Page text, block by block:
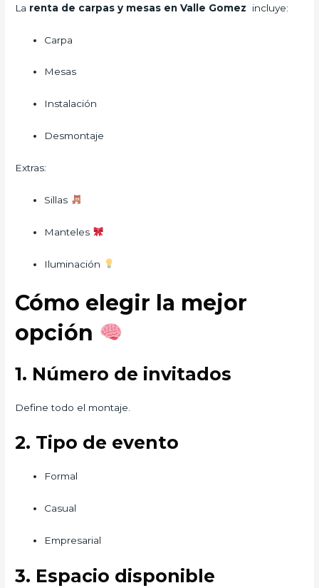
La renta de carpas y mesas en Valle Gomez incluye:
Carpa
Mesas
Instalación
Desmontaje
Extras:
Sillas
Manteles
Iluminación
Cómo elegir la mejor
opción
1. Número de invitados
Define todo el montaje.
2. Tipo de evento
Formal
Casual
Empresarial
3. Espacio disponible